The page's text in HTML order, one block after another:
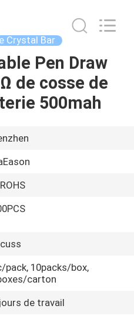
Crystal Bar
Pen Draw
de cosse de
500mah
pack, 10packs/box,
carton
de travail